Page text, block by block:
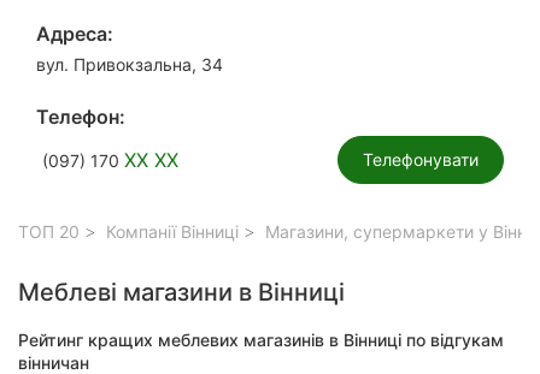
Адреса:
вул. Привокзальна, 34
Телефон:
(097) 170 XX XX Телефонувати
ТОП 20 Компанії Вінниці Магазини, супермаркети у
Меблеві магазини в Вінниці
Рейтинг кращих меблевих магазинів в Вінниці по відгукам
вінничан